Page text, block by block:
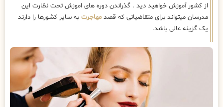
از کشور آموزش خواهید دید . گذراندن دوره های اموزش تحت نظارت این
مدرسان میتواند برای متقاضیانی که قصد مهاجرت به سایر کشورها را دارند
یک گزینه عالی باشد.